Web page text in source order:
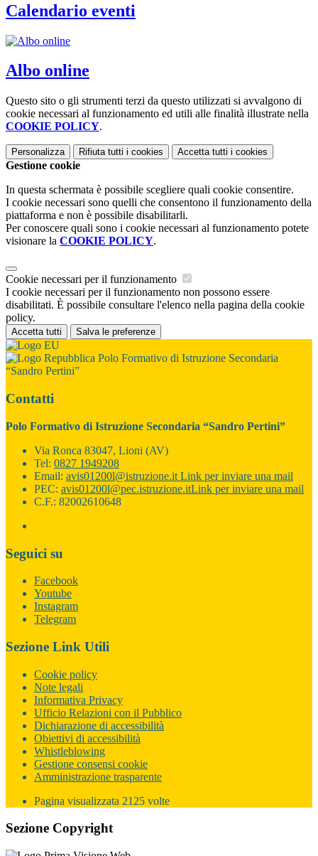
Calendario eventi
Albo online
Questo sito o gli strumenti terzi da questo utilizzati si avvalgono di
cookie necessari al funzionamento ed utili alle finalità illustrate nella
COOKIE POLICY.
Personalizza Rifiuta tutti i cookies Accetta tutti i cookies
Gestione cookie
In questa schermata è possibile scegliere quali cookie consentire.
I cookie necessari sono quelli che consentono il funzionamento della
piattaforma e non è possibile disabilitarli.
Per conoscere quali sono i cookie necessari al funzionamento potete
visionare la COOKIE POLICY.
Cookie necessari per il funzionamento
I cookie necessari per il funzionamento non possono essere
disabilitati. È possibile consultare l'elenco nella pagina della cookie
policy.
Accetta tutti Salva le preferenze
Polo Formativo di Istruzione Secondaria
“Sandro Pertini”
Contatti
Polo Formativo di Istruzione Secondaria “Sandro Pertini”
Via Ronca 83047, Lioni (AV)
Tel: 0827 1949208
Email: avis01200l@istruzione.it Link per inviare una mail
PEC: avis01200l@pec.istruzione.itLink per inviare una mail
C.F.: 82002610648
Seguici su
Facebook
Youtube
Instagram
Telegram
Sezione Link Utili
Cookie policy
Note legali
Informativa Privacy
Ufficio Relazioni con il Pubblico
Dichiarazione di accessibilità
Obiettivi di accessibilità
Whistleblowing
Gestione consensi cookie
Amministrazione trasparente
Pagina visualizzata 2125 volte
Sezione Copyright